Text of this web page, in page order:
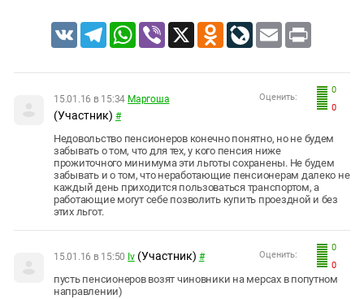
VK TelegramWhatsApp
Viber X Odnoklassniki
LiveJournal
Email Print
0
0
Оценить:
15.01.16 в 15:34 Маргоша
(Участник) #
Недовольство пенсионеров конечно понятно, но не будем
забывать о том, что для тех, у кого пенсия ниже
прожиточного минимума эти льготы сохранены. Не будем
забывать и о том, что неработающие пенсионерам далеко не
каждый день приходится пользоваться транспортом, а
работающие могут себе позволить купить проездной и без
этих льгот.
0
0
Оценить:
15.01.16 в 15:50 Iv (Участник) #
пусть пенсионеров возят чиновники на мерсах в попутном
направлении)